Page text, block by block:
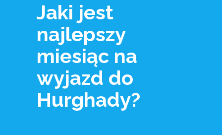
Jaki jest
najlepszy
miesiąc na
wyjazd do
Hurghady?